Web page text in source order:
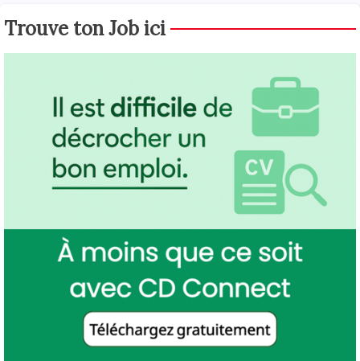
Trouve ton Job ici